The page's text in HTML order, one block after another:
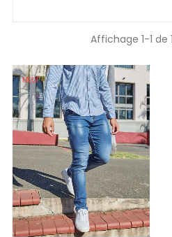
Affichage 1-1 de
NEUF